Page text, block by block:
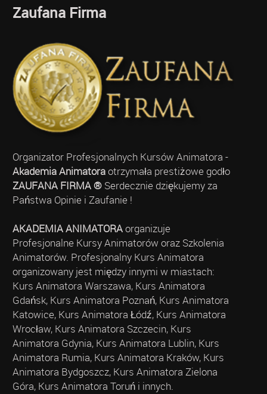
Zaufana Firma
Organizator Profesjonalnych Kursów Animatora -
Akademia Animatoraotrzymała prestiżowe godło
ZAUFANA FIRMA ®Serdecznie dziękujemy za
Państwa Opinie i Zaufanie !
AKADEMIA ANIMATORAorganizuje
Profesjonalne Kursy Animatorów oraz Szkolenia
Animatorów. Profesjonalny Kurs Animatora
organizowany jest między innymi w miastach:
Kurs Animatora Warszawa, Kurs Animatora
Gdańsk, Kurs Animatora Poznań, Kurs Animatora
Katowice, Kurs Animatora Łódź, Kurs Animatora
Wrocław, Kurs Animatora Szczecin, Kurs
Animatora Gdynia, Kurs Animatora Lublin, Kurs
Animatora Rumia, Kurs Animatora Kraków, Kurs
Animatora Bydgoszcz, Kurs Animatora Zielona
Góra, Kurs Animatora Toruń i innych.